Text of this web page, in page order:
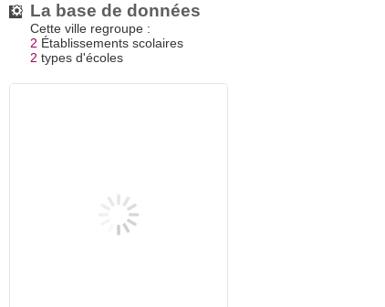
La base de données
Cette ville regroupe :
2 Établissements scolaires
2 types d'écoles